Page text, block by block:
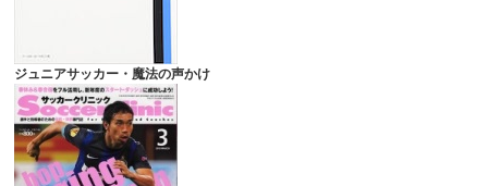
ジュニアサッカー・魔法の声かけ